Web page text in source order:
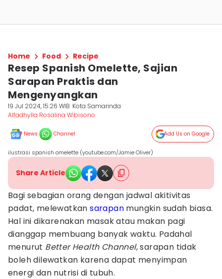
Home Food Recipe
Resep Spanish Omelette, Sajian
Sarapan Praktis dan
Mengenyangkan
19 Jul 2024, 15:26 WIB Kota Samarinda
Alfadhylla Rosalina Wibisono
News Channel Add Us on Google
ilustrasi spanish omelette (youtube.com/Jamie Oliver)
Share Article
Bagi sebagian orang dengan jadwal akitivitas
padat, melewatkansarapan mungkin sudah biasa.
Hal ini dikarenakan masak atau makan pagi
dianggap membuang banyak waktu. Padahal
menurut Better Health Channel, sarapan tidak
boleh dilewatkan karena dapat menyimpan
energi dan nutrisi di tubuh.